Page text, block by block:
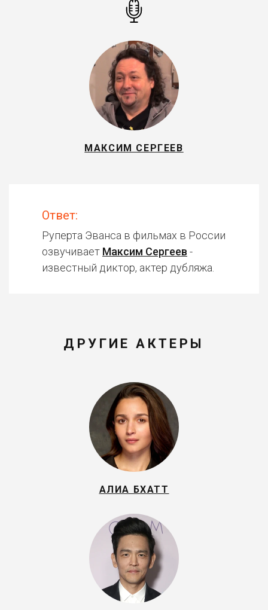
МАКСИМ СЕРГЕЕВ
Ответ:
Руперта Эванса в фильмах в России
озвучивает Максим Сергеев -
известный диктор, актер дубляжа.
ДРУГИЕ АКТЕРЫ
АЛИА БХАТТ